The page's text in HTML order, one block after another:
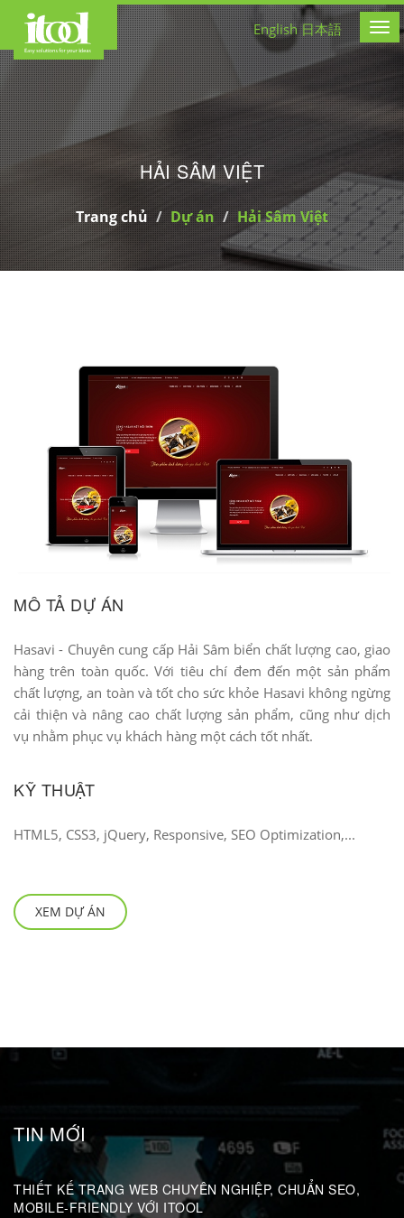
CÔNG TY THIẾT KẾ
English 日本語
HẢI SÂM VIỆT
Trang chủ Dự án Hải Sâm Việt
MÔ TẢ DỰ ÁN
Hasavi - Chuyên cung cấp Hải Sâm biển chất lượng cao, giao
hàng trên toàn quốc. Với tiêu chí đem đến một sản phẩm
chất lượng, an toàn và tốt cho sức khỏe Hasavi không ngừng
cải thiện và nâng cao chất lượng sản phẩm, cũng như dịch
vụ nhằm phục vụ khách hàng một cách tốt nhất.
KỸ THUẬT
HTML5, CSS3, jQuery, Responsive, SEO Optimization,...
XEM DỰ ÁN
TIN MỚI
THIẾT KẾ TRANG WEB CHUYÊN NGHIỆP, CHUẨN SEO,
MOBILE-FRIENDLY VỚI ITOOL